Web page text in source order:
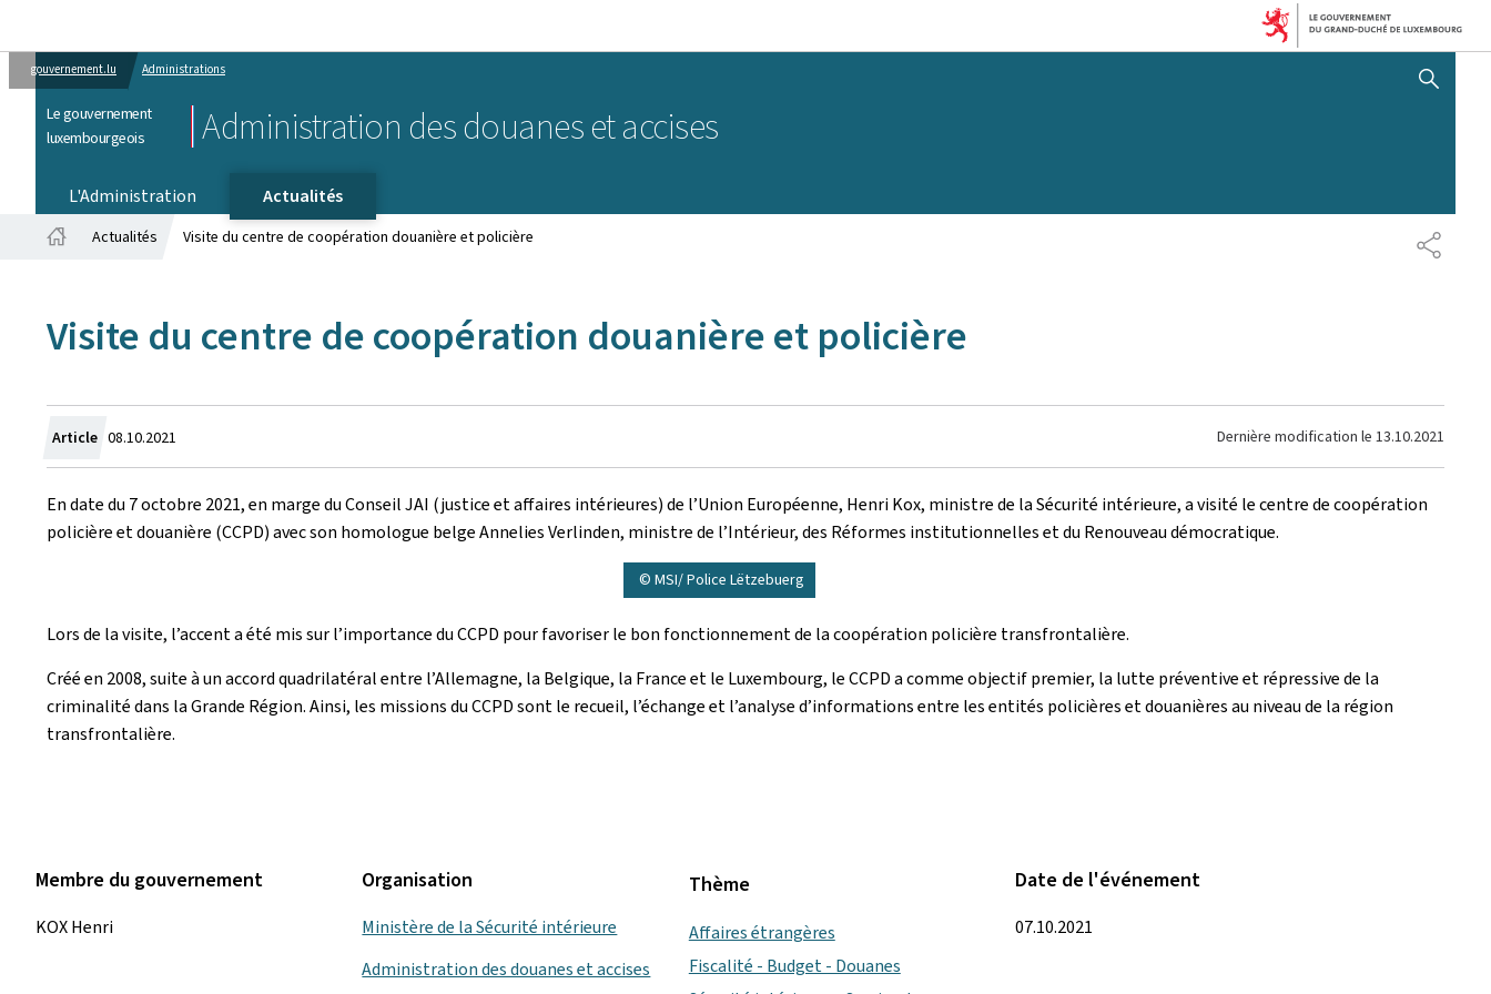
gouvernement.lu Administrations
Le gouvernement
luxembourgeois
Administration des douanes et accises
AFFICHER / MASQUER
L'Administration
Actualités
Actualités Visite du centre de coopération douanière et policière
Visite du centre de coopération douanière et policière
Article Crée
le
08.10.2021 Dernière modification le 13.10.2021
En date du 7 octobre 2021, en marge du Conseil JAI (justice et affaires intérieures) de l’Union Européenne, Henri Kox, ministre de la Sécurité intérieure, a visité le centre de coopération
policière et douanière (CCPD) avec son homologue belge Annelies Verlinden, ministre de l’Intérieur, des Réformes institutionnelles et du Renouveau démocratique.
© MSI/ Police Lëtzebuerg
Lors de la visite, l’accent a été mis sur l’importance du CCPD pour favoriser le bon fonctionnement de la coopération policière transfrontalière.
Créé en 2008, suite à un accord quadrilatéral entre l’Allemagne, la Belgique, la France et le Luxembourg, le CCPD a comme objectif premier, la lutte préventive et répressive de la
criminalité dans la Grande Région. Ainsi, les missions du CCPD sont le recueil, l’échange et l’analyse d’informations entre les entités policières et douanières au niveau de la région
transfrontalière.
Membre du gouvernement
KOX Henri
Organisation
Ministère de la Sécurité intérieure
Administration des douanes et accises
Thème
Affaires étrangères
Fiscalité - Budget - Douanes
Date de l'événement
07.10.2021